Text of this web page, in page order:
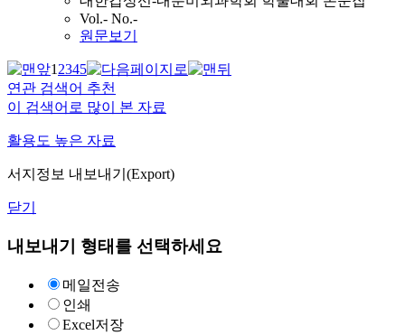
Vol.- No.-
원문보기
12345
연관 검색어 추천
이 검색어로 많이 본 자료
활용도 높은 자료
서지정보 내보내기(Export)
닫기
내보내기 형태를 선택하세요
메일전송
인쇄
Excel저장